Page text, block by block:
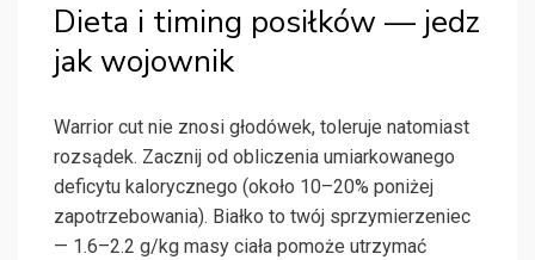
Dieta i timing posiłków — jedz
jak wojownik
Warrior cut nie znosi głodówek, toleruje natomiast
rozsądek. Zacznij od obliczenia umiarkowanego
deficytu kalorycznego (około 10–20% poniżej
zapotrzebowania). Białko to twój sprzymierzeniec
— 1.6–2.2 g/kg masy ciała pomoże utrzymać